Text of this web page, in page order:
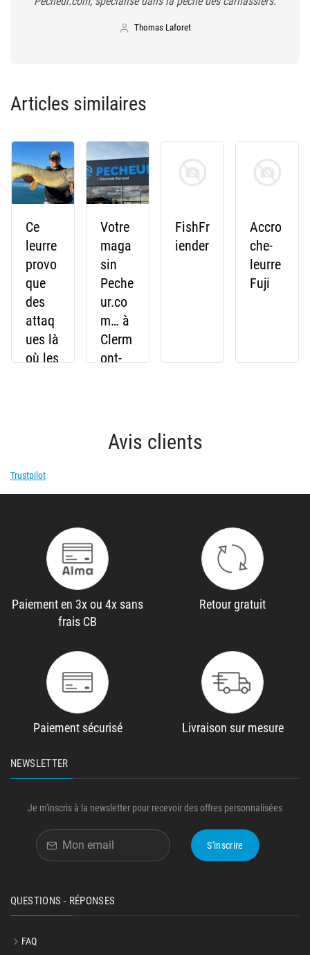
Thomas Laforet
Articles similaires
Ce
leurre
provo
que
des
attaq
ues là
où les
plus
Votre
maga
sin
Peche
ur.co
m… à
Clerm
ont-
FishFr
iender
Accro
che-
leurre
Fuji
Avis clients
Trustpilot
Paiement en 3x ou 4x sans
frais CB
Retour gratuit
Paiement sécurisé Livraison sur mesure
NEWSLETTER
Je m'inscris à la newsletter pour recevoir des offres personnalisées
S'inscrire
QUESTIONS - RÉPONSES
FAQ